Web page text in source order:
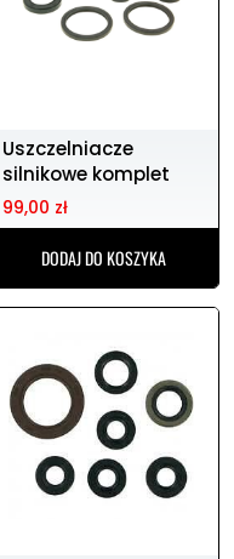
Uszczelniacze
silnikowe komplet
rm 125
99,00 zł
DODAJ DO KOSZYKA